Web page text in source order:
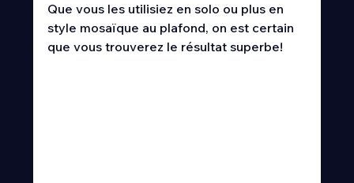
Que vous les utilisiez en solo ou plus en
style mosaïque au plafond, on est certain
que vous trouverez le résultat superbe!